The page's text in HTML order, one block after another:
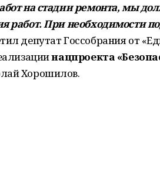
на стадии ремонта, мы
работ. При необходимости
депутат Госсобрания от
нацпроекта
Хорошилов.